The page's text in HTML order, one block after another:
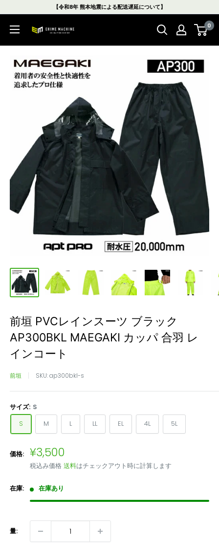
ン
【令和8年 熊本地震による配送遅延について】
エ
マ
シ
ン
0
前垣 PVCレインスーツ ブラック
AP300BKL MAEGAKI カッパ 合羽 レ
インコート
前垣 SKU:ap300bkl-s
サイズ: S
S
M L LL EL 4L 5L
価格: 販
売
価
格
¥3,500
税込み価格 送料はチェックアウト時に計算します
在庫: 在庫あり
量: